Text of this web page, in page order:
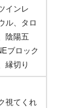
インレ
ル、タロ
陰陽五
ブロック
縁切り
視てくれ